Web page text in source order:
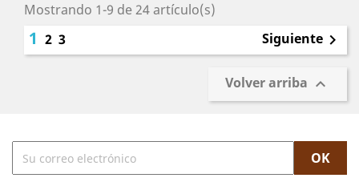
Mostrando 1-9 de 24 artículo(s)
1 2 3 Siguiente 
Volver arriba 